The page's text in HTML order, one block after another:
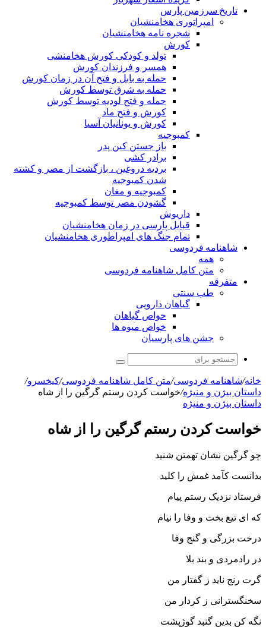
تاریخ سرزمین پارس
امپراتوری هخامنشیان
شجره نامه هخامنشیان
کورش
تولد و کودکی کورش هخامنشی
همسر و فرزندان کورش
حمله به بابل و فتح آن در زمان کورش
حمله به شرق توسط کورش
حمله و فتح لودیه توسط کورش
کورش و فتح ماد
کورش و یونانیان آسیا
کمبوجیه
باز جستن کین پدر
برادر کشی
بردیه دروغین ، بازگشت از مصر و کشته
شدن کمبوجیه
کمبوجیه و مغان
گشودن مصر توسط کمبوجیه
داریوش
قبایل پارسی در زمان هخامنشیان
تمام جنگ های امپراطوری هخامنشیان
شاهنامه فردوسی
همه
متن کامل شاهنامه فردوسی
متفرقه
طب سنتی
گیاهان دارویی
خواص گیاهان
خواص میوه ها
جشن های پارسیان
جستجو
برای
خانه/شاهنامه فردوسی/متن کامل شاهنامه فردوسی/کیخسرو/
داستان بیژن و منیژه/خواست کردن رستم گرگین را از شاه
داستان بیژن و منیژه
خواست کردن رستم گرگین را از شاه
چو گرگین نشان تهمتن شنید
بدانست کآمد غمش را کلید
فرستاد نزدیک رستم پیام
که اى تیغ بخت و وفا را نیام‏
درخت بزرگى و گنج وفا
در رادمردى و بند بلا
گرت رنج ناید ز گفتار من
سخن‏گسترانى ز کردار من‏
نگه کن بدین گنبد گوژپشت